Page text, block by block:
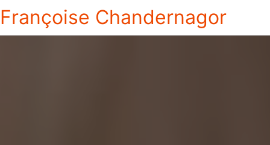
Françoise Chandernagor